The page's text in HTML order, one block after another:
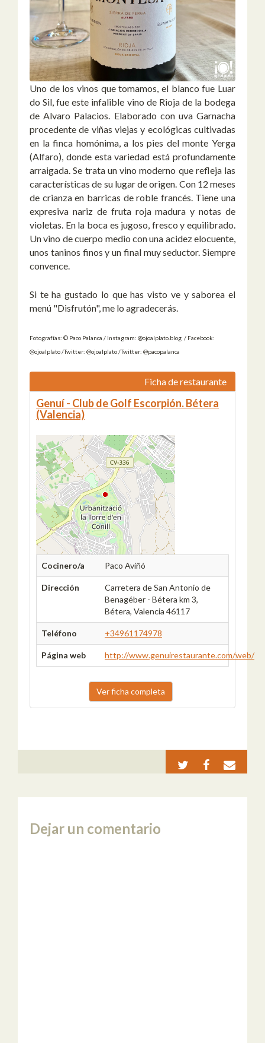
Uno de los vinos que tomamos, el blanco fue Luar
do Sil, fue este infalible vino de Rioja de la bodega
de Alvaro Palacios. Elaborado con uva Garnacha
procedente de viñas viejas y ecológicas cultivadas
en la finca homónima, a los pies del monte Yerga
(Alfaro), donde esta variedad está profundamente
arraigada. Se trata un vino moderno que refleja las
características de su lugar de origen. Con 12 meses
de crianza en barricas de roble francés. Tiene una
expresiva nariz de fruta roja madura y notas de
violetas. En la boca es jugoso, fresco y equilibrado.
Un vino de cuerpo medio con una acidez elocuente,
unos taninos finos y un final muy seductor. Siempre
convence.
Si te ha gustado lo que has visto ve y saborea el
menú "Disfrutón", me lo agradecerás.
Fotografías: © Paco Palanca / Instagram: @ojoalplato.blog / Facebook:
@ojoalplato /Twitter: @ojoalplato /Twitter: @pacopalanca
Ficha de restaurante
Genuí - Club de Golf Escorpión. Bétera
(Valencia)
Cocinero/a Paco Aviñó
Dirección
Carretera de San Antonio de
Benagéber - Bétera km 3,
Bétera, Valencia 46117
Teléfono +34961174978
Página web http://www.genuirestaurante.com/web/
Ver ficha completa
Dejar un comentario